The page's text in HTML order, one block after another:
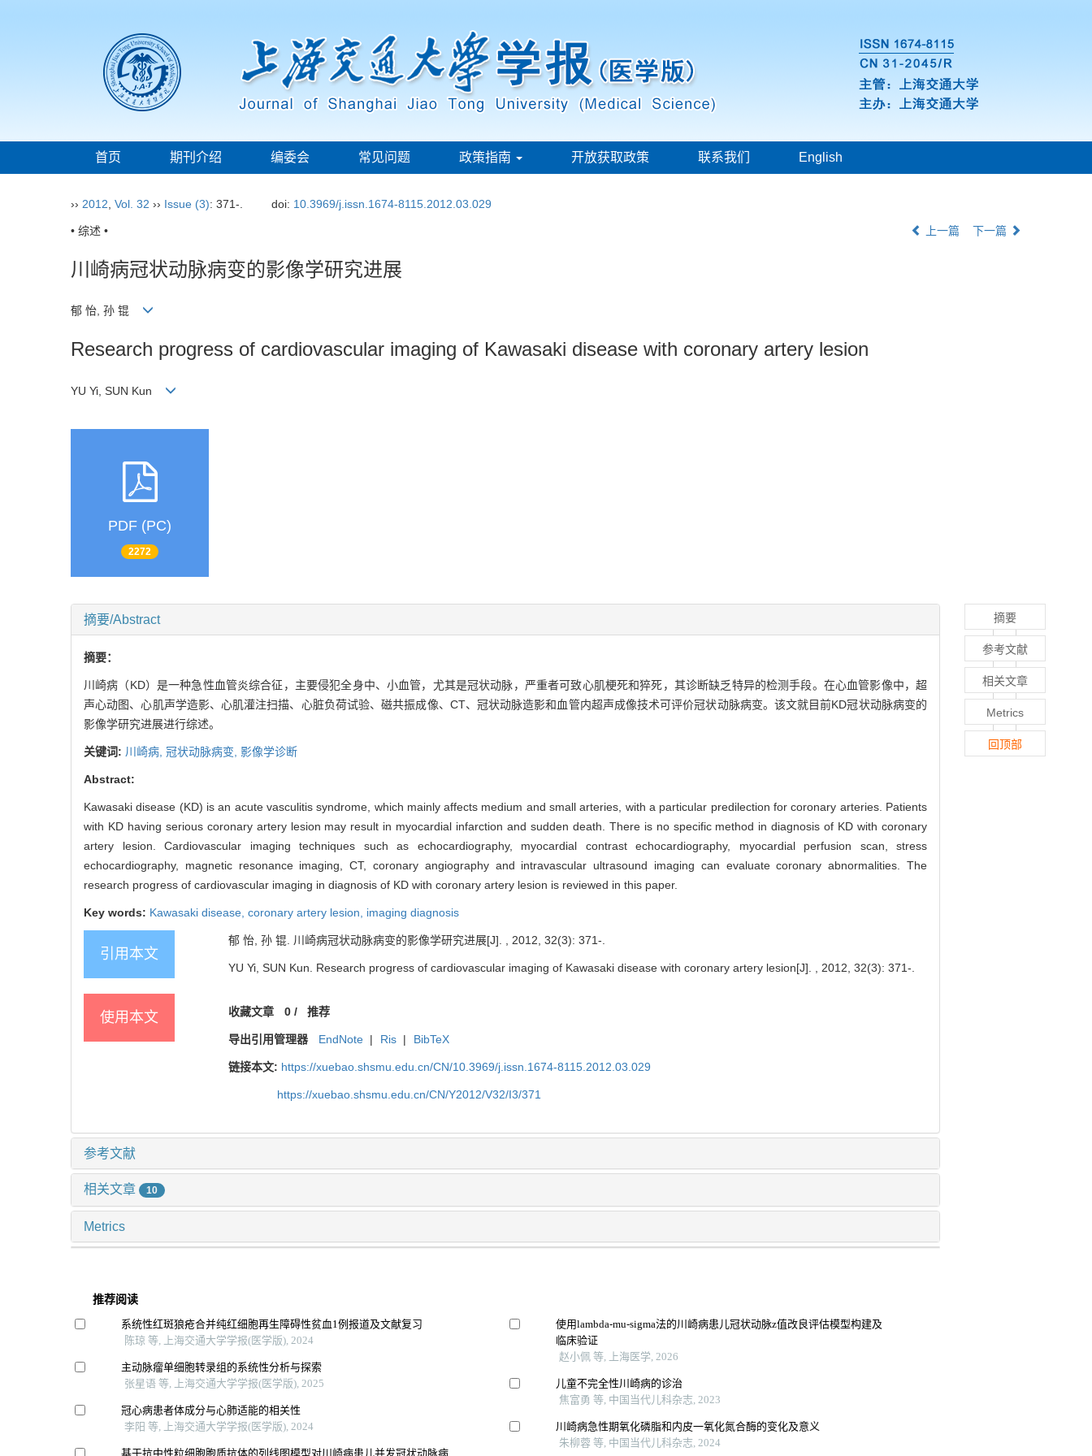
首页 期刊介绍 编委会 常见问题 政策指南 开放获取政策 联系我们 English
›› 2012 Vol. 32 ›› Issue (3): 371-. doi: 10.3969/j.issn.1674-8115.2012.03.029
• 综述 • 上一篇 下一篇
川崎病冠状动脉病变的影像学研究进展
郁 怡, 孙 锟
Research progress of cardiovascular imaging of Kawasaki disease with coronary artery lesion
YU Yi, SUN Kun
PDF (PC)
2272
摘要/Abstract
摘要：
川崎病（KD）是一种急性血管炎综合征，主要侵犯全身中、小血管，尤其是冠状动脉，严重者可致心肌梗死和猝死，其诊断缺乏特异的检测手段。在心血管影像中，超
声心动图、心肌声学造影、心肌灌注扫描、心脏负荷试验、磁共振成像、CT、冠状动脉造影和血管内超声成像技术可评价冠状动脉病变。该文就目前KD冠状动脉病变的
影像学研究进展进行综述。
关键词: 川崎病, 冠状动脉病变, 影像学诊断
Abstract:
Kawasaki disease (KD) is an acute vasculitis syndrome, which mainly affects medium and small arteries, with a particular predilection for coronary arteries. Patients
with KD having serious coronary artery lesion may result in myocardial infarction and sudden death. There is no specific method in diagnosis of KD with coronary
artery lesion. Cardiovascular imaging techniques such as echocardiography, myocardial contrast echocardiography, myocardial perfusion scan, stress
echocardiography, magnetic resonance imaging, CT, coronary angiography and intravascular ultrasound imaging can evaluate coronary abnormalities. The
research progress of cardiovascular imaging in diagnosis of KD with coronary artery lesion is reviewed in this paper.
Key words: Kawasaki disease, coronary artery lesion, imaging diagnosis
引用本文
郁 怡, 孙 锟. 川崎病冠状动脉病变的影像学研究进展[J]. , 2012, 32(3): 371-.
YU Yi, SUN Kun. Research progress of cardiovascular imaging of Kawasaki disease with coronary artery lesion[J]. , 2012, 32(3): 371-.
使用本文 收藏文章 0/ 推荐
导出引用管理器 EndNote | Ris | BibTeX
链接本文: https://xuebao.shsmu.edu.cn/CN/10.3969/j.issn.1674-8115.2012.03.029
https://xuebao.shsmu.edu.cn/CN/Y2012/V32/I3/371
参考文献
相关文章 10
Metrics
推荐阅读
系统性红斑狼疮合并纯红细胞再生障碍性贫血1例报道及文献复习
陈琼 等, 上海交通大学学报(医学版), 2024
主动脉瘤单细胞转录组的系统性分析与探索
张星语 等, 上海交通大学学报(医学版), 2025
冠心病患者体成分与心肺适能的相关性
李阳 等, 上海交通大学学报(医学版), 2024
基于抗中性粒细胞胞质抗体的列线图模型对川崎病患儿并发冠状动脉病
使用lambda-mu-sigma法的川崎病患儿冠状动脉z值改良评估模型构建及
临床验证
赵小佩 等, 上海医学, 2026
儿童不完全性川崎病的诊治
焦富勇 等, 中国当代儿科杂志, 2023
川崎病急性期氧化磷脂和内皮一氧化氮合酶的变化及意义
朱柳蓉 等, 中国当代儿科杂志, 2024
摘要
参考文献
相关文章
Metrics
回顶部